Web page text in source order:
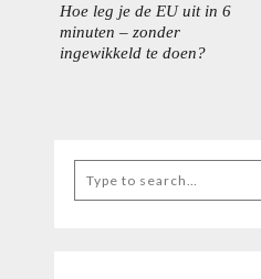
PREVIOUS
POST:
Hoe leg je de EU uit in 6
minuten – zonder
ingewikkeld te doen?
for: